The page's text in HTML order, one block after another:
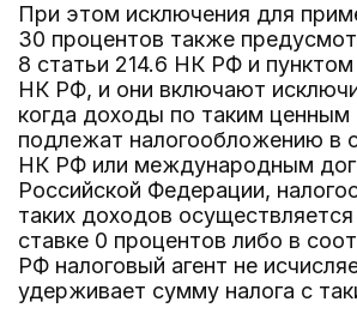
При этом исключения для
30 процентов также
8 статьи 214.6 НК РФ и пунктом
НК РФ, и они включают
когда доходы по таким ценным
подлежат налогообложению в
НК РФ или международным
Российской Федерации,
таких доходов
ставке 0 процентов либо в
РФ налоговый агент не
удерживает сумму налога с